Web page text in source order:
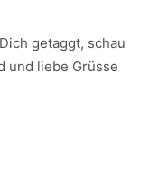
getaggt, schau
und liebe Grüsse